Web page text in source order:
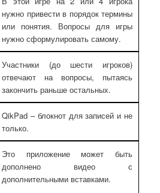
нужно привести в порядок термины
или понятия. Вопросы для игры
нужно сформулировать самому.
Участники (до шести игроков)
отвечают на вопросы, пытаясь
закончить раньше остальных.
QikPad – блокнот для записей и не
только.
Это приложение может быть
дополнено видео с
дополнительными вставками.